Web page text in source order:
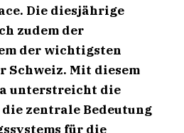
Die diesjährige
zudem der
der wichtigsten
Schweiz. Mit diesem
unterstreicht die
zentrale Bedeutung
für die